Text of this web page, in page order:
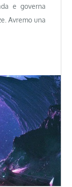
e governa
Avremo una